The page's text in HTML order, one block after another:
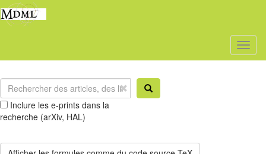
Inclure les e-prints dans la
recherche (arXiv, HAL)